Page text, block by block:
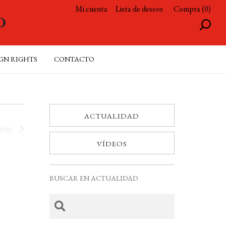
Mi cuenta Lista de deseos Compra (0)
RIGHTS CONTACTO
ACTUALIDAD
VÍDEOS
BUSCAR EN ACTUALIDAD